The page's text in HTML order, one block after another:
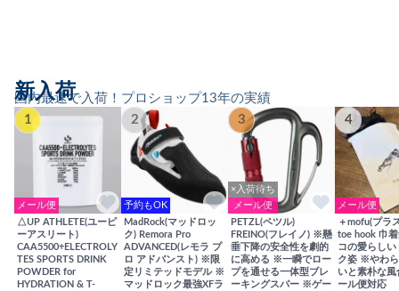
国内最速で入荷！プロショップ13年の実績
新入荷
1
メール便
△UP ATHLETE(ユーピ
ーアスリート)
CAA5500+ELECTROLY
TES SPORTS DRINK
POWDER for
HYDRATION & T-
2
予約もOK
MadRock(マッドロッ
ク) Remora Pro
ADVANCED(レモラ プ
ロ アドバンスト) ※限
定リミテッドモデル ※
マッドロック最強XFラ
3
×入荷待ち
メール便
PETZL(ペツル)
FREINO(フレイノ) ※懸
垂下降の安全性を劇的
に高める ※一瞬でロー
プを通せる一体型ブレ
ーキングスパー ※ゲー
4
メール便
＋mofu(プラ
toe hook 巾
コの愛らしい
ク姿 ※やわ
いと素朴な
ール便対応